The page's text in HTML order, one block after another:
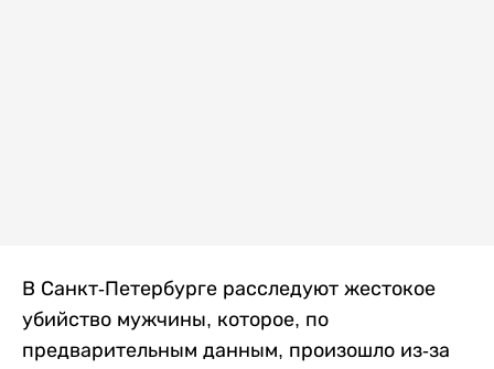
В Санкт-Петербурге расследуют жестокое
убийство мужчины, которое, по
предварительным данным, произошло из-за